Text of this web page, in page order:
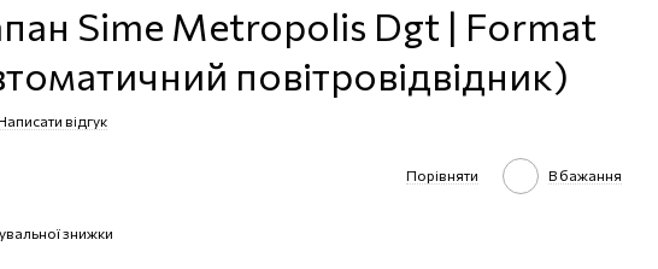
Sime Metropolis Dgt | Format
повітровідвідник)
відгук
Порівняти В бажання
знижки